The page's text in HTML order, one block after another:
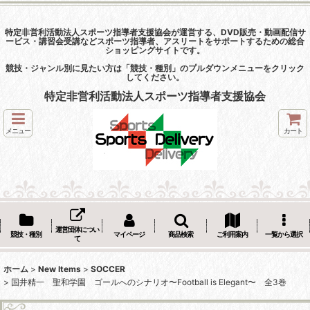
特定非営利活動法人スポーツ指導者支援協会が運営する、DVD販売・動画配信サ
ービス・講習会受講などスポーツ指導者、アスリートをサポートするための総合
ショッピングサイトです。
競技・ジャンル別に見たい方は「競技・種別」のプルダウンメニューをクリック
してください。
特定非営利活動法人スポーツ指導者支援協会
メニュー カート
競技・種別
運営団体につい
て
マイページ 商品検索 ご利用案内 一覧から選択
ホーム > New Items > SOCCER
> 国井精一 聖和学園 ゴールへのシナリオ〜Football is Elegant〜 全3巻